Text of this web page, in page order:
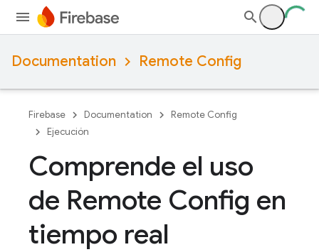
Documentation Remote Config
Firebase Documentation
Remote Config
Ejecución
Comprende el uso
de Remote Config en
tiempo real